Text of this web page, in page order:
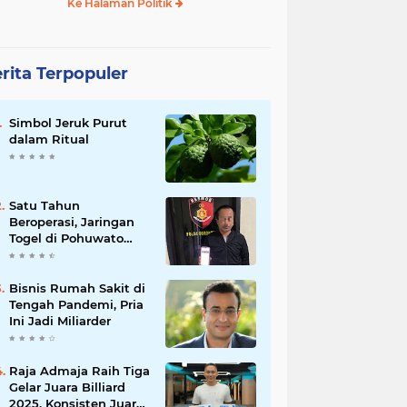
Ke Halaman Politik
Terpopuler
Simbol Jeruk Purut
dalam Ritual
Satu Tahun
Beroperasi, Jaringan
Togel di Pohuwato
Akhirnya Dibongkar
Bisnis Rumah Sakit di
Tengah Pandemi, Pria
Ini Jadi Miliarder
Raja Admaja Raih Tiga
Gelar Juara Billiard
2025, Konsisten Juara